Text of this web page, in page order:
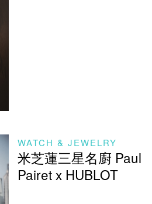
WATCH & JEWELRY
米芝蓮三星名廚 Paul
Pairet x HUBLOT